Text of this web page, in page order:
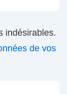
indésirables.
de vos